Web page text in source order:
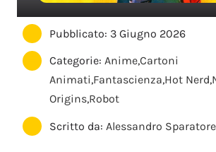
Pubblicato: 3 Giugno 2026
Categorie:Anime,Cartoni
Animati,Fantascienza,Hot Nerd,
Origins,Robot
Scritto da: Alessandro Sparatore